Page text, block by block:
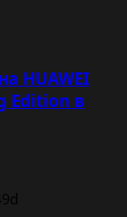
HUAWEI
Edition в